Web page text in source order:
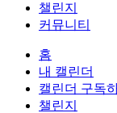
챌린지
커뮤니티
홈
내 캘린더
캘린더 구독하
챌린지